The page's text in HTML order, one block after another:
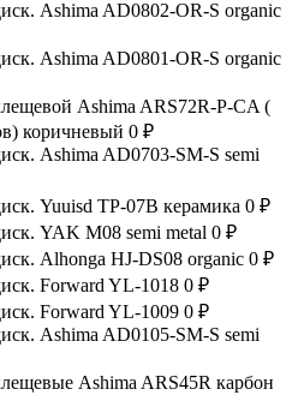
Ashima AD0802-OR-S organic
Ashima AD0801-OR-S organic
Ashima ARS72R-P-CA (
коричневый 0 ₽
Ashima AD0703-SM-S semi
Yuuisd TP-07B керамика 0 ₽
YAK M08 semi metal 0 ₽
Alhonga HJ-DS08 organic 0 ₽
Forward YL-1018 0 ₽
Forward YL-1009 0 ₽
Ashima AD0105-SM-S semi
Ashima ARS45R карбон